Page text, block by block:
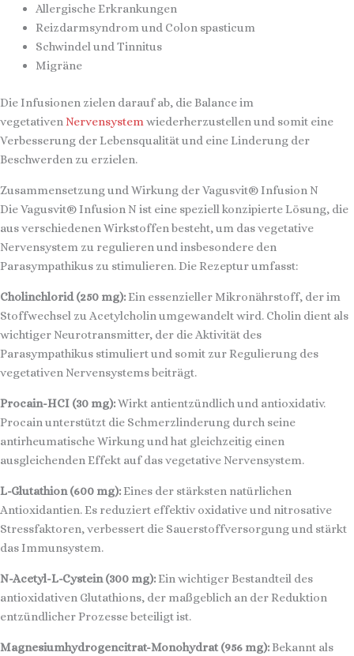
Allergische Erkrankungen
Reizdarmsyndrom und Colon spasticum
Schwindel und Tinnitus
Migräne
Die Infusionen zielen darauf ab, die Balance im
vegetativenNervensystemwiederherzustellen und somit eine
Verbesserung der Lebensqualität und eine Linderung der
Beschwerden zu erzielen.
Zusammensetzung und Wirkung der Vagusvit® Infusion N
Die Vagusvit® Infusion N ist eine speziell konzipierte Lösung, die
aus verschiedenen Wirkstoffen besteht, um das vegetative
Nervensystem zu regulieren und insbesondere den
Parasympathikus zu stimulieren. Die Rezeptur umfasst:
Cholinchlorid (250 mg): Ein essenzieller Mikronährstoff, der im
Stoffwechsel zu Acetylcholin umgewandelt wird. Cholin dient als
wichtiger Neurotransmitter, der die Aktivität des
Parasympathikus stimuliert und somit zur Regulierung des
vegetativen Nervensystems beiträgt.
Procain-HCI (30 mg):Wirkt antientzündlich und antioxidativ.
Procain unterstützt die Schmerzlinderung durch seine
antirheumatische Wirkung und hat gleichzeitig einen
ausgleichenden Effekt auf das vegetative Nervensystem.
L-Glutathion (600 mg): Eines der stärksten natürlichen
Antioxidantien. Es reduziert effektiv oxidative und nitrosative
Stressfaktoren, verbessert die Sauerstoffversorgung und stärkt
das Immunsystem.
N-Acetyl-L-Cystein (300 mg): Ein wichtiger Bestandteil des
antioxidativen Glutathions, der maßgeblich an der Reduktion
entzündlicher Prozesse beteiligt ist.
Magnesiumhydrogencitrat-Monohydrat (956 mg): Bekannt als